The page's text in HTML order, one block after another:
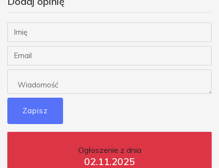
Zapisz
Ogłoszenie z dnia
02.11.2025